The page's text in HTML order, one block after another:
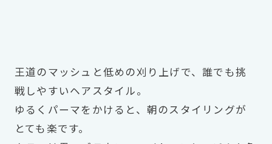
王道のマッシュと低めの刈り上げで、誰でも挑
戦しやすいヘアスタイル。
ゆるくパーマをかけると、朝のスタイリングが
とても楽です。